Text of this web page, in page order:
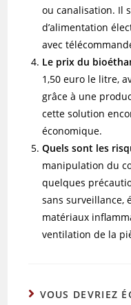
ou canalisation. Il
d’alimentation
avec
Le prix du
1,50 euro le litre,
grâce à une
cette solution
économique.
Quels sont les
manipulation du
quelques
sans surveillance,
matériaux
ventilation de la
VOUS DEVRIEZ